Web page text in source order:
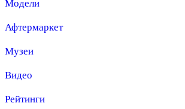
Модели
Афтермаркет
Музеи
Видео
Рейтинги